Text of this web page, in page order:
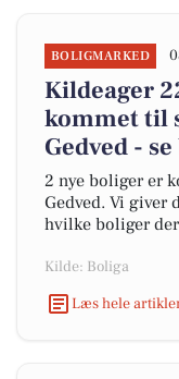
BOLIGMARKED
Kildeager
kommet til
Gedved -
2 nye boliger er
Gedved. Vi giver
hvilke boliger
Kilde: Boliga
Læs hele